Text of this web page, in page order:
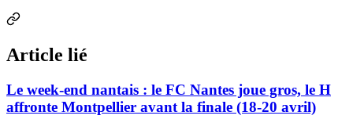
Article lié
Le week-end nantais : le FC Nantes joue gros, le H
affronte Montpellier avant la finale (18-20 avril)